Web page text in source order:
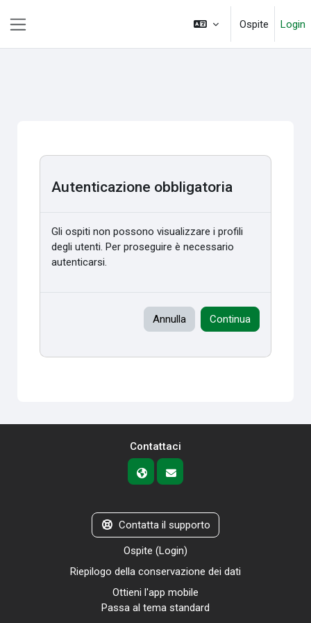
Ospite Login
Autenticazione obbligatoria
Gli ospiti non possono visualizzare i profili
degli utenti. Per proseguire è necessario
autenticarsi.
Annulla Continua
Contattaci
Contatta il supporto
Ospite (Login)
Riepilogo della conservazione dei dati
Ottieni l'app mobile
Passa al tema standard